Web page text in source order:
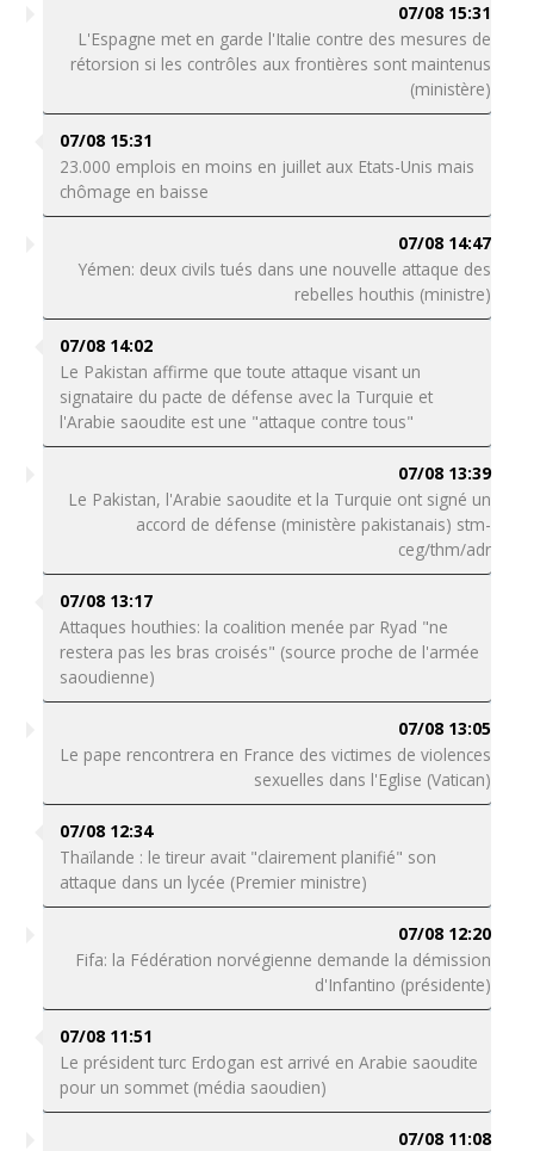
07/08 15:31
L'Espagne met en garde l'Italie contre des mesures de
rétorsion si les contrôles aux frontières sont maintenus
(ministère)
07/08 15:31
23.000 emplois en moins en juillet aux Etats-Unis mais
chômage en baisse
07/08 14:47
Yémen: deux civils tués dans une nouvelle attaque des
rebelles houthis (ministre)
07/08 14:02
Le Pakistan affirme que toute attaque visant un
signataire du pacte de défense avec la Turquie et
l'Arabie saoudite est une "attaque contre tous"
07/08 13:39
Le Pakistan, l'Arabie saoudite et la Turquie ont signé un
accord de défense (ministère pakistanais) stm-
ceg/thm/adr
07/08 13:17
Attaques houthies: la coalition menée par Ryad "ne
restera pas les bras croisés" (source proche de l'armée
saoudienne)
07/08 13:05
Le pape rencontrera en France des victimes de violences
sexuelles dans l'Eglise (Vatican)
07/08 12:34
Thaïlande : le tireur avait "clairement planifié" son
attaque dans un lycée (Premier ministre)
07/08 12:20
Fifa: la Fédération norvégienne demande la démission
d'Infantino (présidente)
07/08 11:51
Le président turc Erdogan est arrivé en Arabie saoudite
pour un sommet (média saoudien)
07/08 11:08